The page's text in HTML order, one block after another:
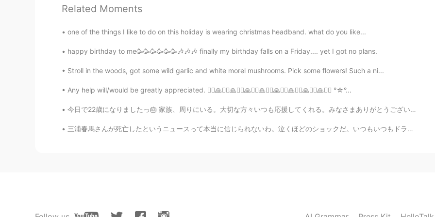
maori
Mirei 2020.04.01 13:10
美味しそー😋😋
JP KR
Related Moments
one of the things I like to do on this holiday is wearing christmas headband. what do you like...
happy birthday to me🥳🥳🥳🥳🥳🥳🎶🎶🎶 finally my birthday falls on a Friday.... yet I got no plans.
Stroll in the woods, got some wild garlic and white morel mushrooms. Pick some flowers! Such a ni...
Any help will/would be greatly appreciated. 🙇‍♀️🙏🙇‍♀️🙏🙇‍♀️🙏🙇‍♀️🙏🙇‍♀️🙏🙇‍♀️🙏🙇‍♀️🙏🙇‍♀️🙏🙇‍♀️ °☆°...
今日で22歳になりましたっ🎂 家族、周りにいる。大切な方々いつも応援してくれる。みなさまありがとうございます！これからもよろしくお願いします。たくさんのメッセージをありがとうううう。 美味しいも...
三浦春馬さんが死亡したというニュースって本当に信じられないわ。泣くほどのショックだ。いつもいつもドラマとかインタビュとかバラエティーに出たら観てた。自殺って複雑な事だと思うけど、本当に死にたいと...